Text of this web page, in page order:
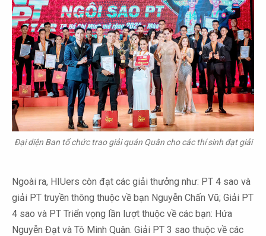
Đại diện Ban tổ chức trao giải quán Quân cho các thí sinh đạt giải
Ngoài ra, HIUers còn đạt các giải thưởng như: PT 4 sao và
giải PT truyền thông thuộc về bạn Nguyễn Chấn Vũ; Giải PT
4 sao và PT Triển vọng lần lượt thuộc về các bạn: Hứa
Nguyễn Đạt và Tô Minh Quân. Giải PT 3 sao thuộc về các